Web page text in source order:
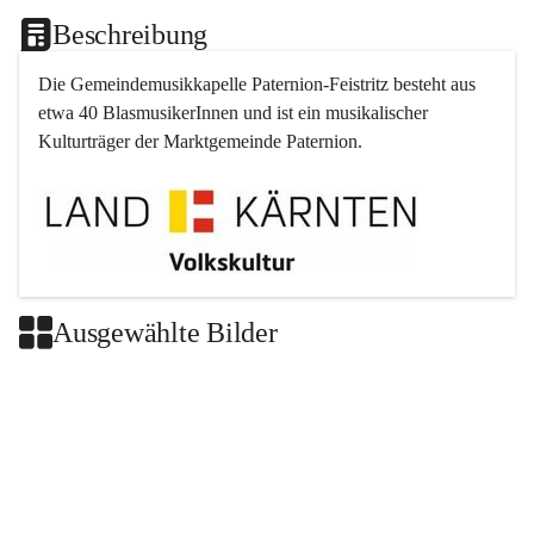
Beschreibung
Die Gemeindemusikkapelle Paternion-Feistritz besteht aus
etwa 40 BlasmusikerInnen und ist ein musikalischer
Kulturträger der Marktgemeinde Paternion.
Ausgewählte Bilder